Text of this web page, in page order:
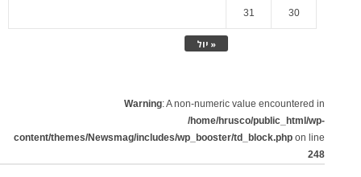
« יול
30
31
Warning: A non-numeric value encountered in
/home/hrusco/public_html/wp-
content/themes/Newsmag/includes/wp_booster/td_block.php on line
248